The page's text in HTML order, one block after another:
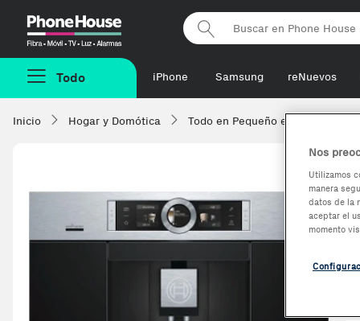
Phonehouse
Todo iPhone Samsung reNuevos
Inicio Hogar y Domótica Todo en Pequeño
Nos
Utilizamos
manera
datos de la
aceptar el
momento